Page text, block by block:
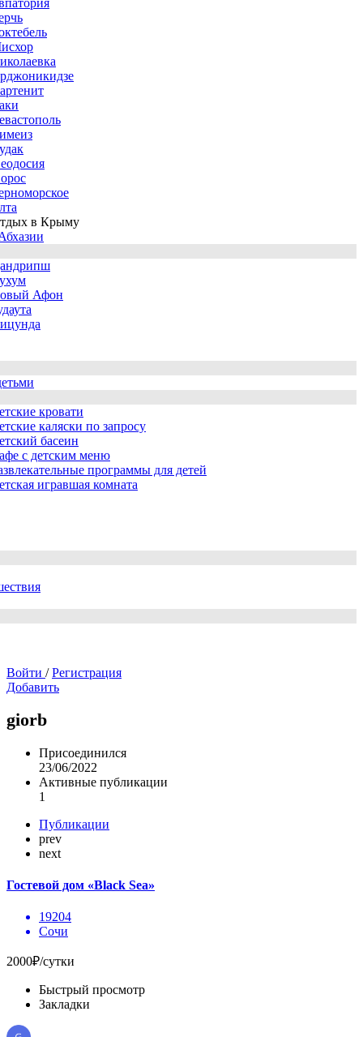
в Крыму
Афон
кровати
каляски по запросу
басеин
с детским меню
программы для детей
игравшая комната
Войти / Регистрация
Добавить
giorb
Присоединился
23/06/2022
Активные публикации
1
Публикации
prev
next
Гостевой дом «Black Sea»
19204
Сочи
2000₽/сутки
Быстрый просмотр
Закладки